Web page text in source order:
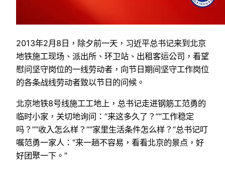
2013年2月8日，除夕前一天，习近平总书记来到北京
地铁施工现场、派出所、环卫站、出租客运公司，看望
慰问坚守岗位的一线劳动者，向节日期间坚守工作岗位
的各条战线劳动者致以节日的问候。
北京地铁8号线施工工地上，总书记走进钢筋工范勇的
临时小家，关切地询问：“来这多久了？”“工作稳定
吗？”“收入怎么样？”“家里生活条件怎么样？”总书记叮
嘱范勇一家人：“来一趟不容易，看看北京的景点，好
好团聚一下。”